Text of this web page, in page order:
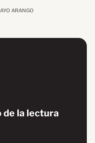
ARANGO
de la lectura